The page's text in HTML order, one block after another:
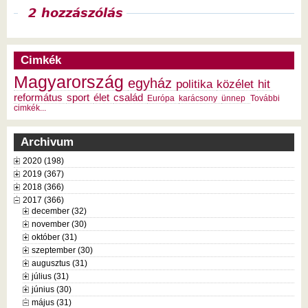
Megjelenítés
2 hozzászólás
Cimkék
Magyarország egyház politika közélet hit
református sport élet család Európa karácsony ünnep További
cimkék...
Archivum
2020 (198)
2019 (367)
2018 (366)
2017 (366)
december (32)
november (30)
október (31)
szeptember (30)
augusztus (31)
július (31)
június (30)
május (31)